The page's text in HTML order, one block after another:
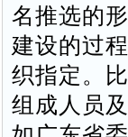
名推选的
建设的过
织指定。
组成人员